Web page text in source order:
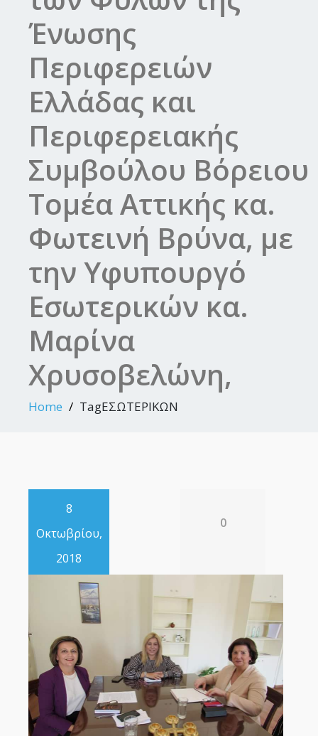
Ένωσης
Περιφερειών
Ελλάδας και
Περιφερειακής
Συμβούλου Βόρειου
Τομέα Αττικής κα.
Φωτεινή Βρύνα, με
την Υφυπουργό
Εσωτερικών κα.
Μαρίνα
Χρυσοβελώνη,
Home TagΕΣΩΤΕΡΙΚΩΝ
8
Οκτωβρίου,
2018
0